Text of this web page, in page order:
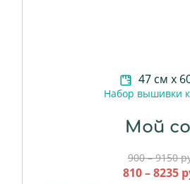
47 см х
Набор вышивки
Мой
900 – 9150
810 – 8235